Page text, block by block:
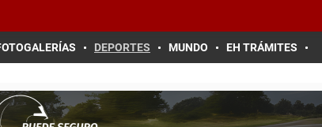
DEPORTES MUNDO EH TRÁMITES